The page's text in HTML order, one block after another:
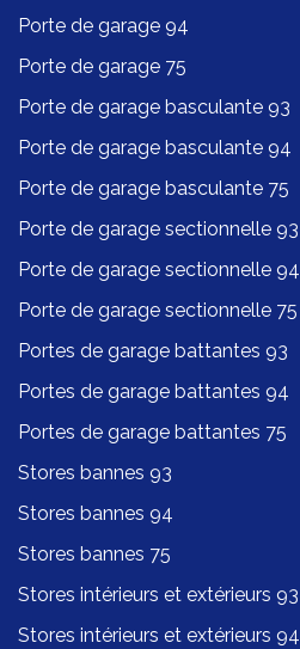
Porte de garage 94
Porte de garage 75
Porte de garage basculante 93
Porte de garage basculante 94
Porte de garage basculante 75
Porte de garage sectionnelle 93
Porte de garage sectionnelle 94
Porte de garage sectionnelle 75
Portes de garage battantes 93
Portes de garage battantes 94
Portes de garage battantes 75
Stores bannes 93
Stores bannes 94
Stores bannes 75
Stores intérieurs et extérieurs 93
Stores intérieurs et extérieurs 94